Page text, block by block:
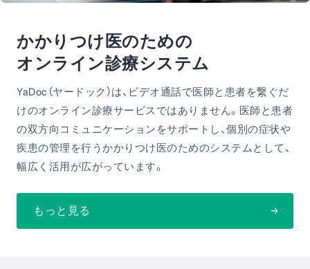
かかりつけ医のための
オンライン診療システム
YaDoc（ヤードック）は、ビデオ通話で医師と患者を繋ぐだ
けのオンライン診療サービスではありません。医師と患者
の双方向コミュニケーションをサポートし、個別の症状や
疾患の管理を行うかかりつけ医のためのシステムとして、
幅広く活用が広がっています。
もっと見る